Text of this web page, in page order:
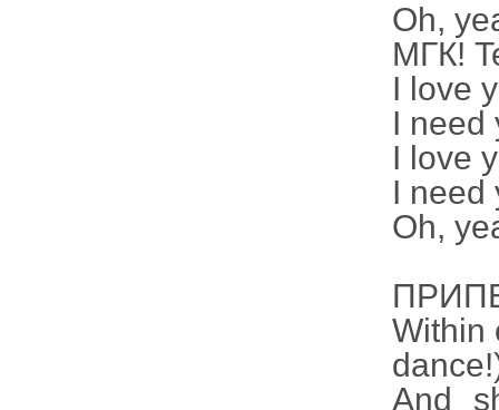
Oh,
МГК!
I love
I need
I love
I need
Oh,
Within
And